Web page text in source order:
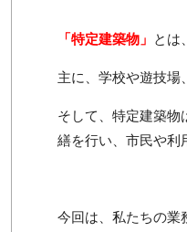
「特定建築物」 とは
主に、学校や遊技場
そして、特定建築物
繕を行い、市民や利
今回は、私たちの業